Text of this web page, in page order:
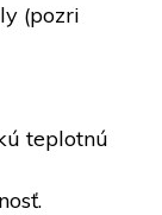
(pozri
teplotnú